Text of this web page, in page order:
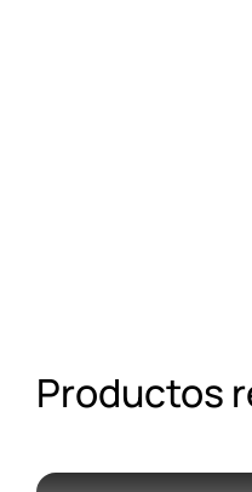
Productos